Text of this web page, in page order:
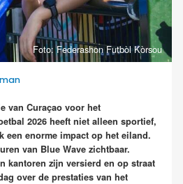
Foto: Federashon Futbòl Kòrsou
van Curaçao voor het
2026 heeft niet alleen sportief,
een enorme impact op het eiland.
van Blue Wave zichtbaar.
kantoren zijn versierd en op straat
over de prestaties van het